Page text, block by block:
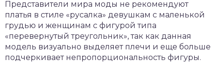
Представители мира моды не рекомендуют
платья в стиле «русалка» девушкам с маленькой
грудью и женщинам с фигурой типа
«перевернутый треугольник», так как данная
модель визуально выделяет плечи и еще больше
подчеркивает непропорциональность фигуры.